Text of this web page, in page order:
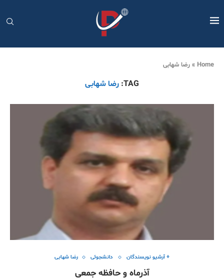
Home
» رضا شهابی
TAG: رضا شهابی
+ آرشیو نویسندگان دانشجوئی رضا شهابی
آذرماه و حافظه جمعی